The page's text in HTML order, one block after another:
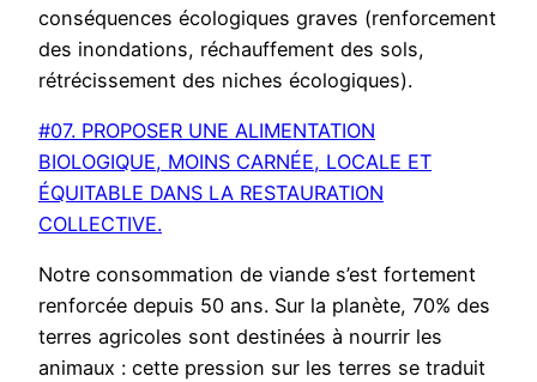
conséquences écologiques graves (renforcement
des inondations, réchauffement des sols,
rétrécissement des niches écologiques).
#07. PROPOSER UNE ALIMENTATION
BIOLOGIQUE, MOINS CARNÉE, LOCALE ET
ÉQUITABLE DANS LA RESTAURATION
COLLECTIVE.
Notre consommation de viande s’est fortement
renforcée depuis 50 ans. Sur la planète, 70% des
terres agricoles sont destinées à nourrir les
animaux : cette pression sur les terres se traduit